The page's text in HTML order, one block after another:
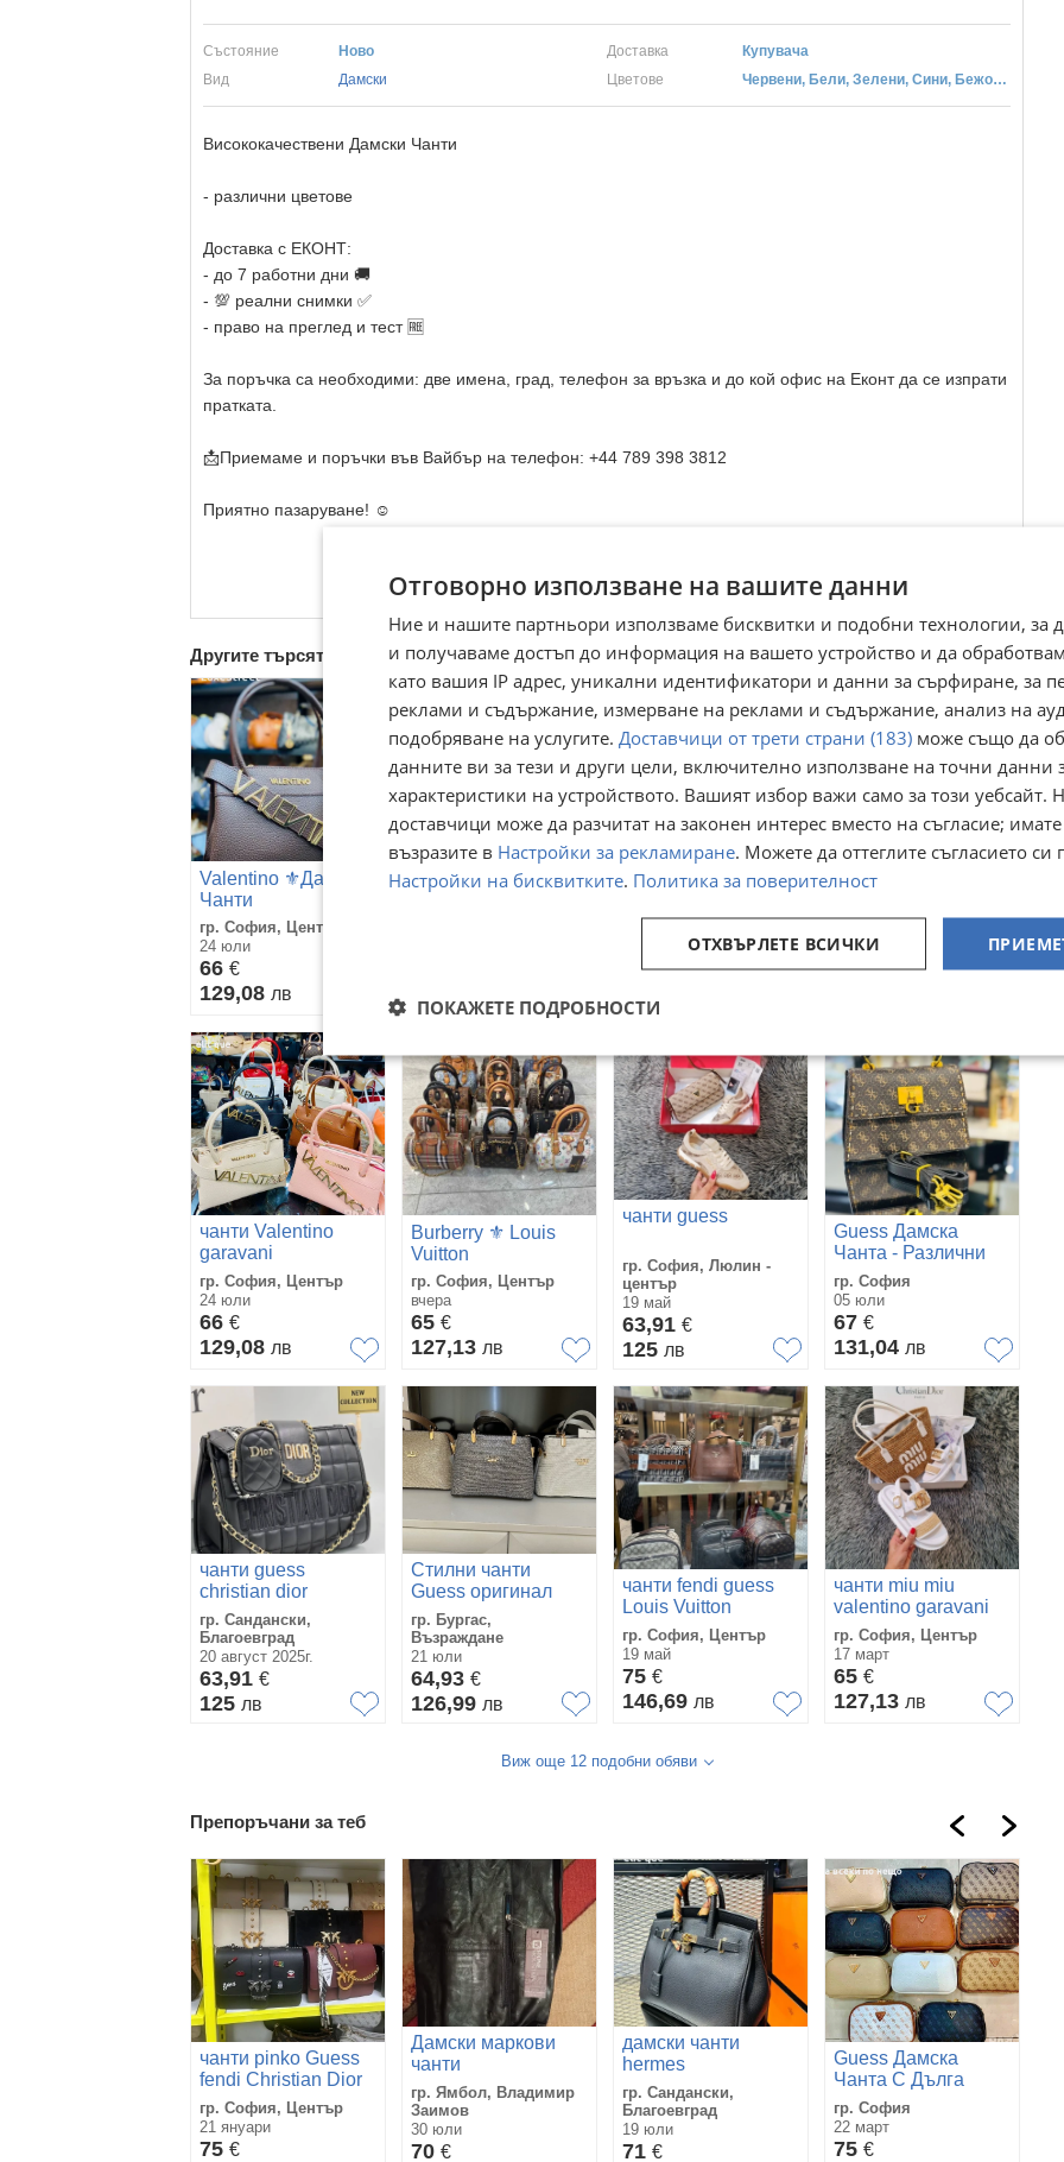
Състояние Ново Доставка
Купувача
Вид
Дамски Цветове Червени, Бели, Зелени, Сини, Бежови, Кафеви, Жълти, Розови, Лилави, Сиви, Черни
Висококачествени Дамски Чанти
- различни цветове
Доставка с ЕКОНТ:
- до 7 работни дни 🚚
- 💯 реални снимки ✅
- право на преглед и тест 🆓
За поръчка са необходими: две имена, град, телефон за връзка и до кой офис на Еконт да се изпрати
пратката.
📩Приемаме и поръчки във Вайбър на телефон: +44 789 398 3812
Приятно пазаруване! ☺️
☆
☆
Другите търсят също
Valentino ⚜️Дамски
Чанти
гр. София, Център
24 юли
66 €
129,08 лв
Valentino 🔥Дамски
Чанти
Louis VUITTON 🤍
65€
Louis Vuitton
вчера
65€
чанти Valentino
garavani
гр. София, Център
24 юли
66 €
129,08 лв
Burberry ⚜️ Louis
Vuitton
⚜️MCM⚜️Дамски
Чанти
гр. София, Център
вчера
65 €
127,13 лв
чанти guess
гр. София, Люлин -
център
19 май
63,91 €
125 лв
Guess Дамска
Чанта - Различни
Цветове Код A1555
гр. София
05 юли
67 €
131,04 лв
чанти guess
christian dior
гр. Сандански,
Благоевград
20 август 2025г.
63,91 €
125 лв
Стилни чанти
Guess оригинал
гр. Бургас,
Възраждане
21 юли
64,93 €
126,99 лв
чанти fendi guess
Louis Vuitton
гр. София, Център
19 май
75 €
146,69 лв
чанти miu miu
valentino garavani
celine hermes
гр. София, Център
17 март
65 €
127,13 лв
Виж още 12 подобни обяви
Препоръчани за теб
чанти pinko Guess
fendi Christian Dior
гр. София, Център
21 януари
75 €
Дамски маркови
чанти
гр. Ямбол, Владимир
Заимов
30 юли
70 €
дамски чанти
hermes
гр. Сандански,
Благоевград
19 юли
71 €
Guess Дамска
Чанта С Дълга
Дръжка За През
Рамо Гес -
Различни Цветове
гр. София
22 март
75 €
Отговорно използване на вашите данни
Ние и нашите партньори използваме бисквитки и подобни технологии, за
и получаваме достъп до информация на вашето устройство и да
като вашия IP адрес, уникални идентификатори и данни за сърфиране, за
реклами и съдържание, измерване на реклами и съдържание, анализ на
подобряване на услугите. Доставчици от трети страни (183) може също да
данните ви за тези и други цели, включително използване на точни данни
характеристики на устройството. Вашият избор важи само за този уебсайт.
доставчици може да разчитат на законен интерес вместо на съгласие;
възразите в Настройки за рекламиране. Можете да оттеглите съгласието си
Настройки на бисквитките. Политика за поверителност
ОТХВЪРЛЕТЕ ВСИЧКИ
ПОКАЖЕТЕ ПОДРОБНОСТИ